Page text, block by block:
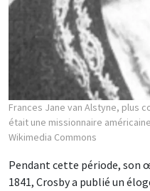
Frances Jane van Alstyne, plus
était une missionnaire
Wikimedia Commons
Pendant cette période, son
1841, Crosby a publié un